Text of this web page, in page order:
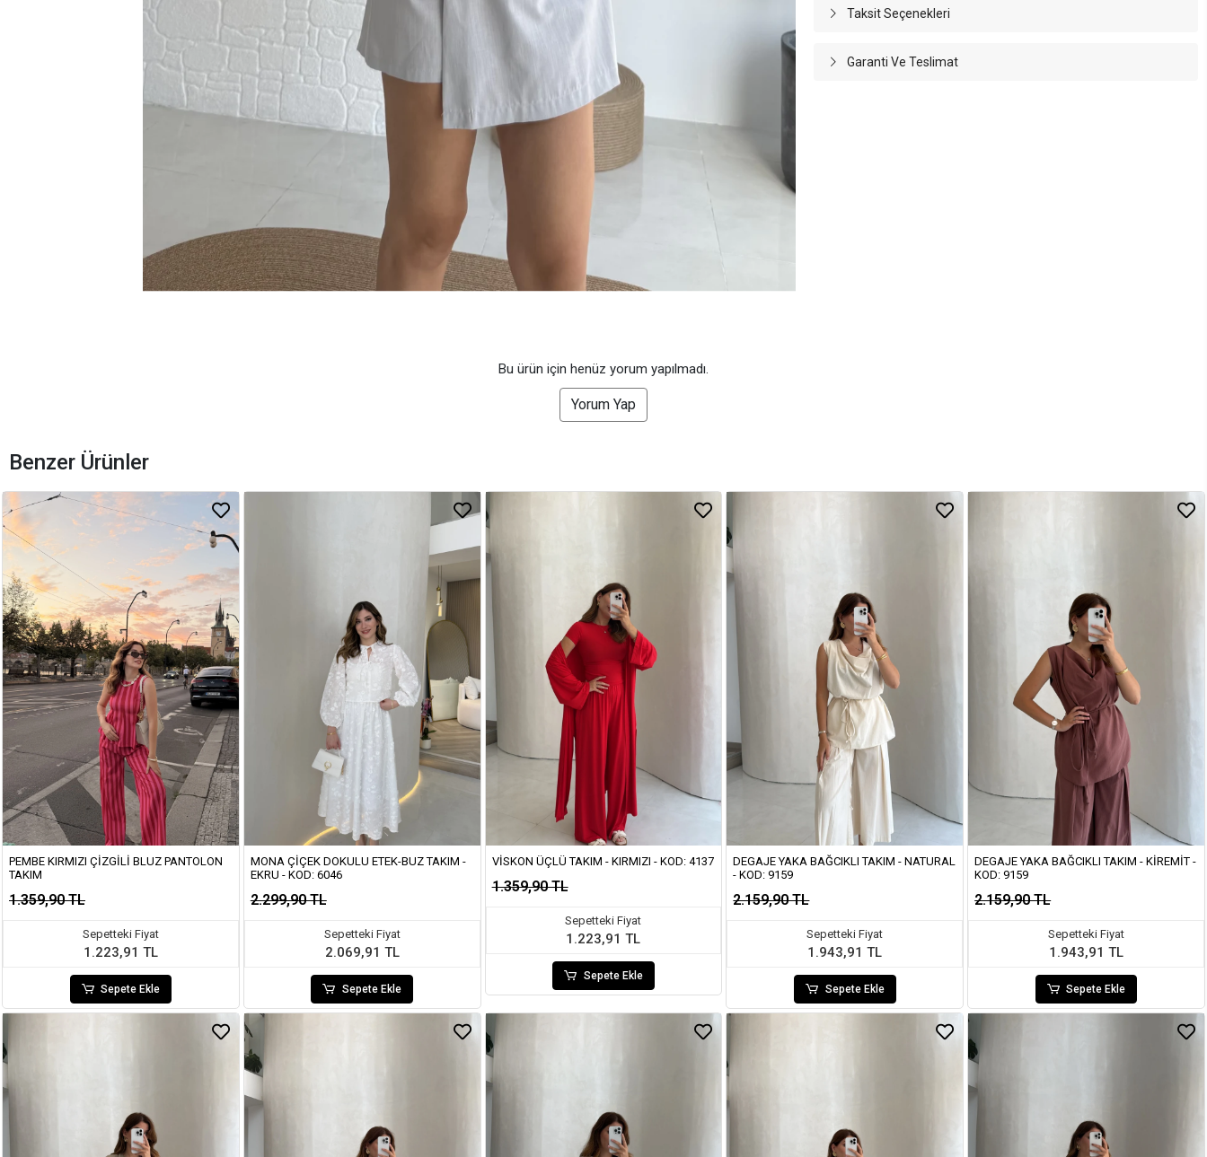
Taksit Seçenekleri
Garanti Ve Teslimat
Bu ürün için henüz yorum yapılmadı.
Yorum Yap
Benzer Ürünler
PEMBE KIRMIZI ÇIZGILI BLUZ PANTOLON
TAKIM
1.359,90 TL
Sepetteki Fiyat
1.223,91 TL
Sepete Ekle
MONA ÇIÇEK DOKULU ETEK-BUZ TAKIM -
EKRU - KOD: 6046
2.299,90 TL
Sepetteki Fiyat
2.069,91 TL
Sepete Ekle
VISKON ÜÇLÜ TAKIM - KIRMIZI - KOD: 4137
1.359,90 TL
Sepetteki Fiyat
1.223,91 TL
Sepete Ekle
DEGAJE YAKA BAĞCIKLI TAKIM - NATURAL
- KOD: 9159
2.159,90 TL
Sepetteki Fiyat
1.943,91 TL
Sepete Ekle
DEGAJE YAKA BAĞCIKLI TAKIM - KIREMIT -
KOD: 9159
2.159,90 TL
Sepetteki Fiyat
1.943,91 TL
Sepete Ekle